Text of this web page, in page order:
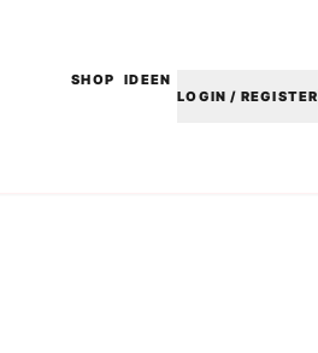
SHOP
IDEEN
LOGIN / REGISTER